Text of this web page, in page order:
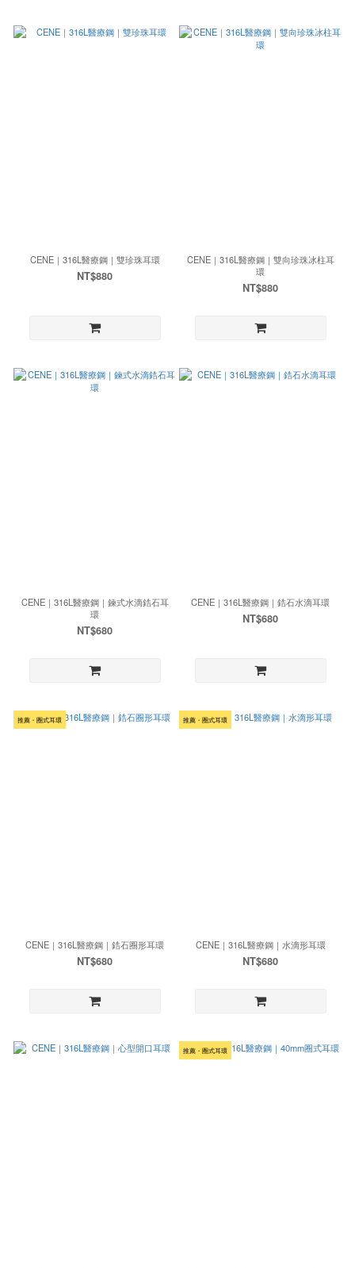
CENE｜316L醫療鋼｜雙珍珠耳環
NT$880
CENE｜316L醫療鋼｜雙向珍珠冰柱耳
環
NT$880
CENE｜316L醫療鋼｜鍊式水滴鋯石耳
環
NT$680
CENE｜316L醫療鋼｜鋯石水滴耳環
NT$680
推薦・圈式耳環
CENE｜316L醫療鋼｜鋯石圈形耳環
NT$680
推薦・圈式耳環
CENE｜316L醫療鋼｜水滴形耳環
NT$680
推薦・圈式耳環